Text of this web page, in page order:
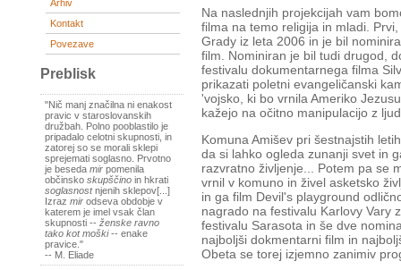
Arhiv
Kontakt
Povezave
Preblisk
"Nič manj značilna ni enakost
pravic v staroslovanskih
družbah. Polno pooblastilo je
pripadalo celotni skupnosti, in
zatorej so se morali sklepi
sprejemati soglasno. Prvotno
je beseda mir pomenila
občinsko skupščino in hkrati
soglasnostnjenih sklepov[...]
Izraz mir odseva obdobje v
katerem je imel vsak član
skupnosti -- ženske ravno
tako kot moški-- enake
pravice."
-- M. Eliade
Na naslednjih projekcijah vam
filma na temo religija in mladi.
Grady iz leta 2006 in je bil
film. Nominiran je bil tudi drugod,
festivalu dokumentarnega filma
prikazati poletni evangeličanski
'vojsko, ki bo vrnila Ameriko
kažejo na očitno manipulacijo z
Komuna Amišev pri šestnajstih
da si lahko ogleda zunanji svet in
razvratno življenje... Potem pa se
vrnil v komuno in živel asketsko
in ga film Devil's playground
nagrado na festivalu Karlovy Vary
festivalu Sarasota in še dve
najboljši dokmentarni film in
Obeta se torej izjemno zanimiv